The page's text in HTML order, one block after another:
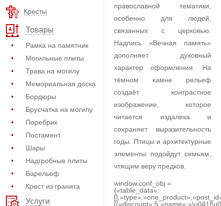
Кресты
Товары
Рамка на памятник
Могильные плиты
Трава на могилу
Мемориальная доска
Бордюры
Брусчатка на могилу
Поребрик
Постамент
Шары
Надгробные плиты
Барельеф
Крест из гранита
Услуги
православной тематики,
особенно для людей,
связанных с церковью.
Надпись «Вечная память»
дополняет духовный
характер оформления. На
тёмном камне рельеф
создаёт контрастное
изображение, которое
читается издалека и
сохраняет выразительность
годы. Птицы и архитектурные
элементы подойдут семьям,
чтящим веру предков.
window.conf_obj =
{«table_data»: